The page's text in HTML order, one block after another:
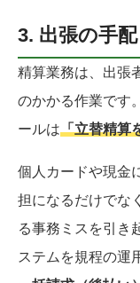
3. 出張の手
精算業務は、出張
のかかる作業です
ールは「立替精算
個人カードや現金
担になるだけでな
る事務ミスを引き
ステムを規程の運